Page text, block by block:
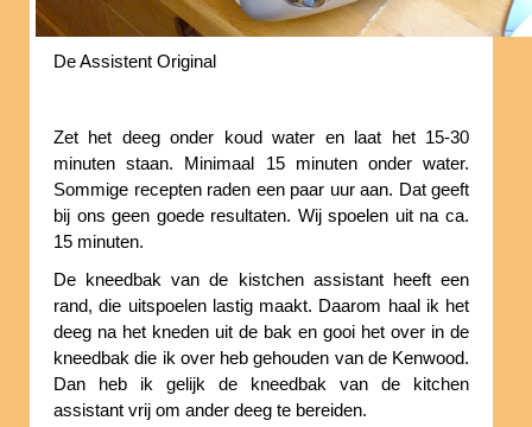
De Assistent Original
Zet het deeg onder koud water en laat het 15-30
minuten staan. Minimaal 15 minuten onder water.
Sommige recepten raden een paar uur aan. Dat geeft
bij ons geen goede resultaten. Wij spoelen uit na ca.
15 minuten.
De kneedbak van de kistchen assistant heeft een
rand, die uitspoelen lastig maakt. Daarom haal ik het
deeg na het kneden uit de bak en gooi het over in de
kneedbak die ik over heb gehouden van de Kenwood.
Dan heb ik gelijk de kneedbak van de kitchen
assistant vrij om ander deeg te bereiden.